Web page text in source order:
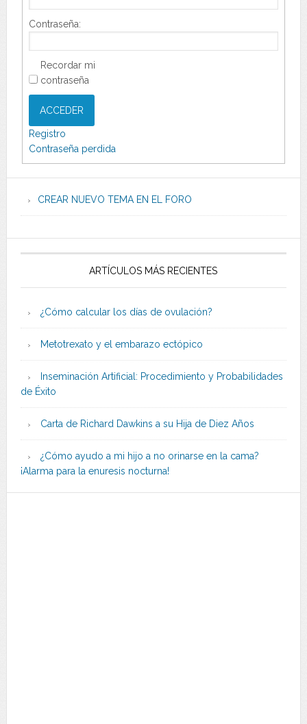
Contraseña:
Recordar mi
contraseña
ACCEDER
Registro
Contraseña perdida
CREAR NUEVO TEMA EN EL FORO
ARTÍCULOS MÁS RECIENTES
¿Cómo calcular los días de ovulación?
Metotrexato y el embarazo ectópico
Inseminación Artificial: Procedimiento y Probabilidades
de Éxito
Carta de Richard Dawkins a su Hija de Diez Años
¿Cómo ayudo a mi hijo a no orinarse en la cama?
¡Alarma para la enuresis nocturna!